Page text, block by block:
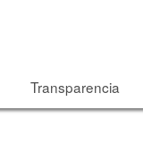
Transparencia